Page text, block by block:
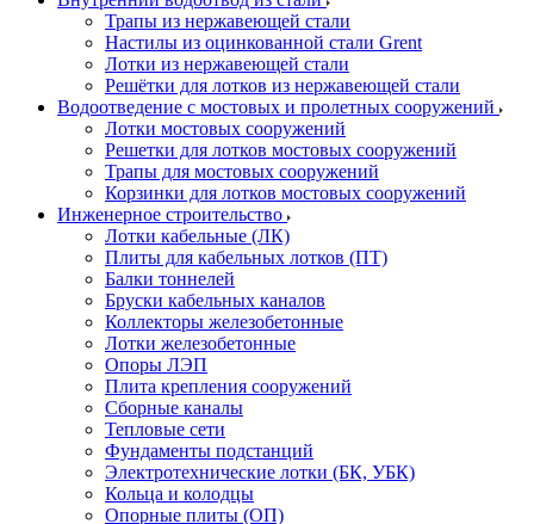
Трапы из нержавеющей стали
Настилы из оцинкованной стали Grent
Лотки из нержавеющей стали
Решётки для лотков из нержавеющей стали
Водоотведение с мостовых и пролетных сооружений
Лотки мостовых сооружений
Решетки для лотков мостовых сооружений
Трапы для мостовых сооружений
Корзинки для лотков мостовых сооружений
Инженерное строительство
Лотки кабельные (ЛК)
Плиты для кабельных лотков (ПТ)
Балки тоннелей
Бруски кабельных каналов
Коллекторы железобетонные
Лотки железобетонные
Опоры ЛЭП
Плита крепления сооружений
Сборные каналы
Тепловые сети
Фундаменты подстанций
Электротехнические лотки (БК, УБК)
Кольца и колодцы
Опорные плиты (ОП)